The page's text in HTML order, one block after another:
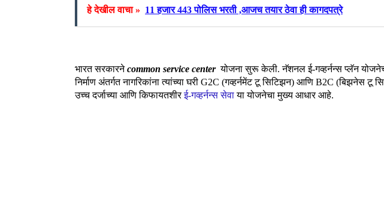
हे देखील वाचा » 11 हजार 443 पोलिस भरती ,आजच तयार ठेवा ही कागदपत्रे
भारत सरकारनेcommon service center योजना सुरू केली. नॅशनल ई-गव्हर्नन्स प्लॅन
निर्माण अंतर्गत नागरिकांना त्यांच्या घरी G2C (गव्हर्नमेंट टू सिटिझन) आणि B2C (बिझनेस टू
उच्च दर्जाच्या आणि किफायतशीरई-गव्हर्नन्स सेवाया योजनेचा मुख्य आधार आहे.